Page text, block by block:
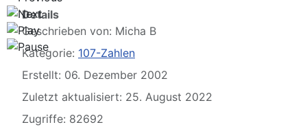
Details
Geschrieben von: Micha B
Kategorie: 107-Zahlen
Erstellt: 06. Dezember 2002
Zuletzt aktualisiert: 25. August 2022
Zugriffe: 82692